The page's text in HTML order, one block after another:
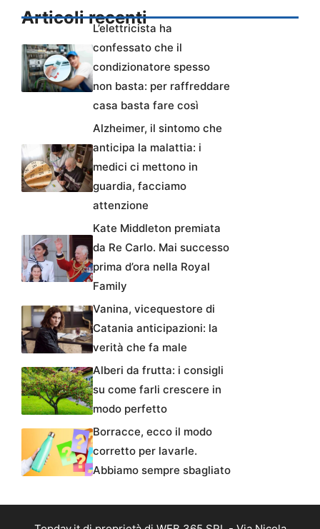
Articoli recenti
L’elettricista ha
confessato che il
condizionatore spesso
non basta: per raffreddare
casa basta fare così
Alzheimer, il sintomo che
anticipa la malattia: i
medici ci mettono in
guardia, facciamo
attenzione
Kate Middleton premiata
da Re Carlo. Mai successo
prima d’ora nella Royal
Family
Vanina, vicequestore di
Catania anticipazioni: la
verità che fa male
Alberi da frutta: i consigli
su come farli crescere in
modo perfetto
Borracce, ecco il modo
corretto per lavarle.
Abbiamo sempre sbagliato